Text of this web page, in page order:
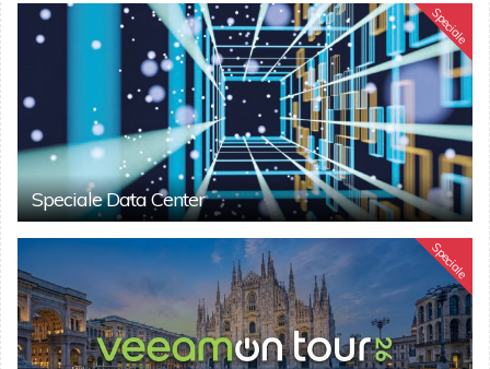
Speciale
Speciale Data Center
Speciale